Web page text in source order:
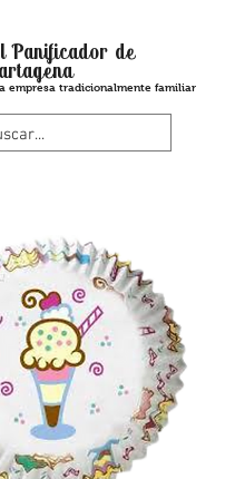
Panificador de
empresa tradicionalmente familiar